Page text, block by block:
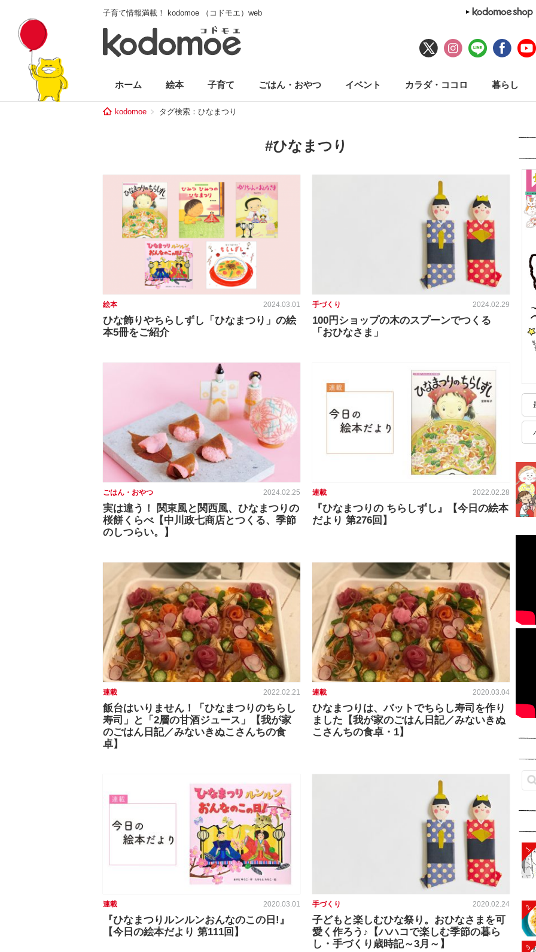
子育て情報満載！ kodomoe （コドモエ）web
ホーム 絵本 子育て ごはん・おやつ イベント カラダ・ココロ 暮らし
kodomoe タグ検索：ひなまつり
#ひなまつり
絵本 2024.03.01
ひな飾りやちらしずし「ひなまつり」の絵
本5冊をご紹介
手づくり 2024.02.29
100円ショップの木のスプーンでつくる
「おひなさま」
ごはん・おやつ 2024.02.25
実は違う！ 関東風と関西風、ひなまつりの
桜餅くらべ【中川政七商店とつくる、季節
のしつらい。】
連載 2022.02.28
『ひなまつりの ちらしずし』【今日の絵本
だより 第276回】
連載 2022.02.21
飯台はいりません！「ひなまつりのちらし
寿司」と「2層の甘酒ジュース」【我が家
のごはん日記／みないきぬこさんちの食
卓】
連載 2020.03.04
ひなまつりは、バットでちらし寿司を作り
ました【我が家のごはん日記／みないきぬ
こさんちの食卓・1】
連載 2020.03.01
『ひなまつりルンルンおんなのこの日!』
【今日の絵本だより 第111回】
手づくり 2020.02.24
子どもと楽しむひな祭り。おひなさまを可
愛く作ろう♪【ハハコで楽しむ季節の暮ら
し・手づくり歳時記～3月～】
1
2
3